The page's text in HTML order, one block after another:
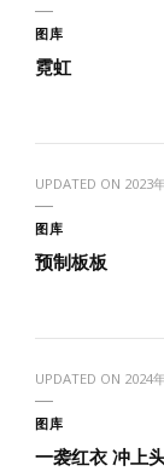
图库
霓虹
UPDATED ON 2023
图库
预制板板
UPDATED ON 2024
图库
一袭红衣 冲上